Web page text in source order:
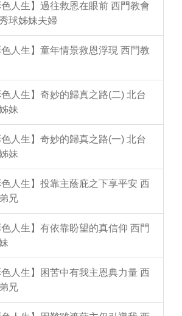
人生】過往救恩在眼前 西門教會
球姊妹夫婦
人生】童年情景救恩浮現 西門教
人生】奇妙的歸真之路(二) 北台
妹
人生】奇妙的歸真之路(一) 北台
妹
人生】投靠主蔭庇之下享平安 西
兄
人生】有依靠盼望的真信仰 西門
人生】困苦中有我主恩典力量 西
兄